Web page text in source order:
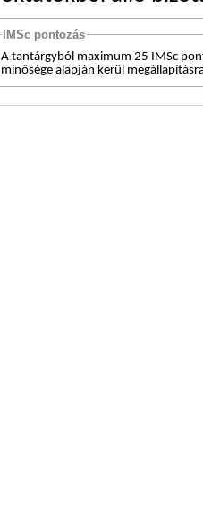
IMSc pontozás
A tantárgyból maximum 25 IMSc
minősége alapján kerül